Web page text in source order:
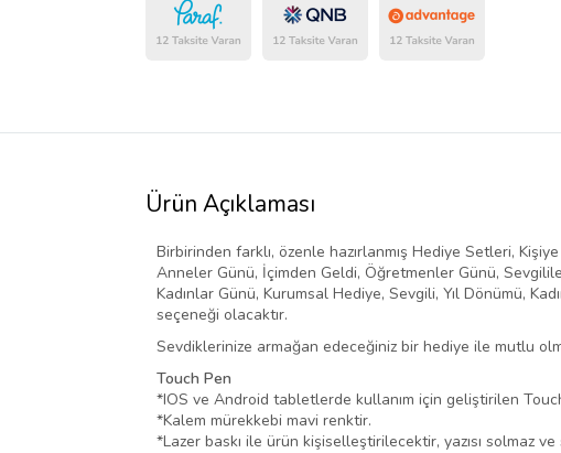
Ürün Açıklaması
Birbirinden farklı, özenle hazırlanmış Hediye Setleri,
Anneler Günü, İçimden Geldi, Öğretmenler Günü,
Kadınlar Günü, Kurumsal Hediye, Sevgili, Yıl Dönümü,
seçeneği olacaktır.
Sevdiklerinize armağan edeceğiniz bir hediye ile mutlu
Touch Pen
*IOS ve Android tabletlerde kullanım için geliştirilen
*Kalem mürekkebi mavi renktir.
*Lazer baskı ile ürün kişiselleştirilecektir, yazısı solmaz ve